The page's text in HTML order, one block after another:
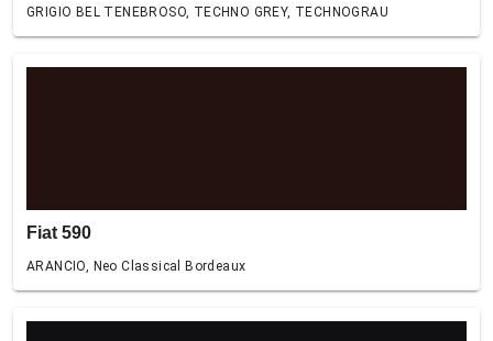
GRIGIO BEL TENEBROSO, TECHNO GREY, TECHNOGRAU
Fiat 590
ARANCIO, Neo Classical Bordeaux